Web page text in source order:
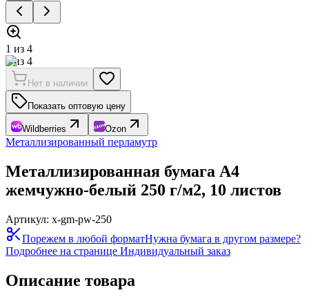
1 из 4
1из 4
Нет в наличии
Показать оптовую цену
Wildberries Ozon
Металлизированный перламутр
Металлизированная бумага А4
жемчужно-белый 250 г/м2, 10 листов
Артикул: x-gm-pw-250
Порежем в любой форматНужна бумага в другом размере?
Подробнее на странице Индивидуальный заказ
Описание товара